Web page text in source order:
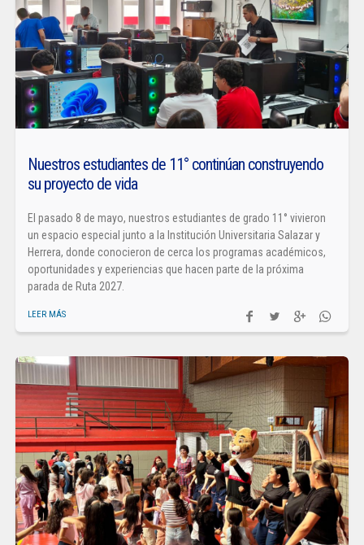
Nuestros estudiantes de 11° continúan construyendo
su proyecto de vida
El pasado 8 de mayo, nuestros estudiantes de grado 11° vivieron
un espacio especial junto a la Institución Universitaria Salazar y
Herrera, donde conocieron de cerca los programas académicos,
oportunidades y experiencias que hacen parte de la próxima
parada de Ruta 2027.
LEER MÁS